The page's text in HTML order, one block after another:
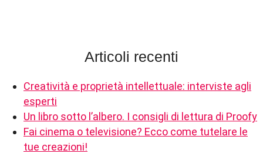
Articoli recenti
Creatività e proprietà intellettuale: interviste agli
esperti
Un libro sotto l’albero. I consigli di lettura di Proofy
Fai cinema o televisione? Ecco come tutelare le
tue creazioni!